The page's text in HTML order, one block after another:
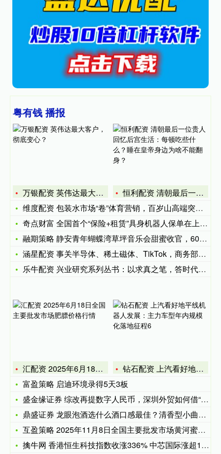
粤有钱 播报
万银配资 英伟达最大客户，彻底变心？
恒利配资 清朝最后一位贵人回忆后宫生活：每顿吃些什么？睡在皇
维度配资 包装水市场“卷”体育营销，百岁山高端突围成功了吗？
奇点财富 全国首个“保险+租赁”具身机器人保单在上海落地
融期策略 静安青年蝴蝶湾草坪音乐会甜蜜收官，60余名单身青年
涵星配资 事关半导体、稀土磁体、TikTok，商务部回应
乐牛配资 兴业研究系列丛书：以求真之笔，答时代之问
汇配资 2025年6月18日全国主要批发市场肥膘价格行情
钻石配资 上汽看好地平线机器人发展：主力车型年内规模化落地征
富盈策略 启迪环境录得5天3板
盛金缘证券 综改再提数字人民币，深圳外贸如何借“桥”提速？
鼎盛证券 龙眼泡酒选什么酒口感最佳？清香型小曲白酒让果香纯粹
互盈策略 2025年11月8日全国主要批发市场黄河蜜价格行情
擒牛网 香港恒生科技指数收涨336% 中芯国际涨超12%